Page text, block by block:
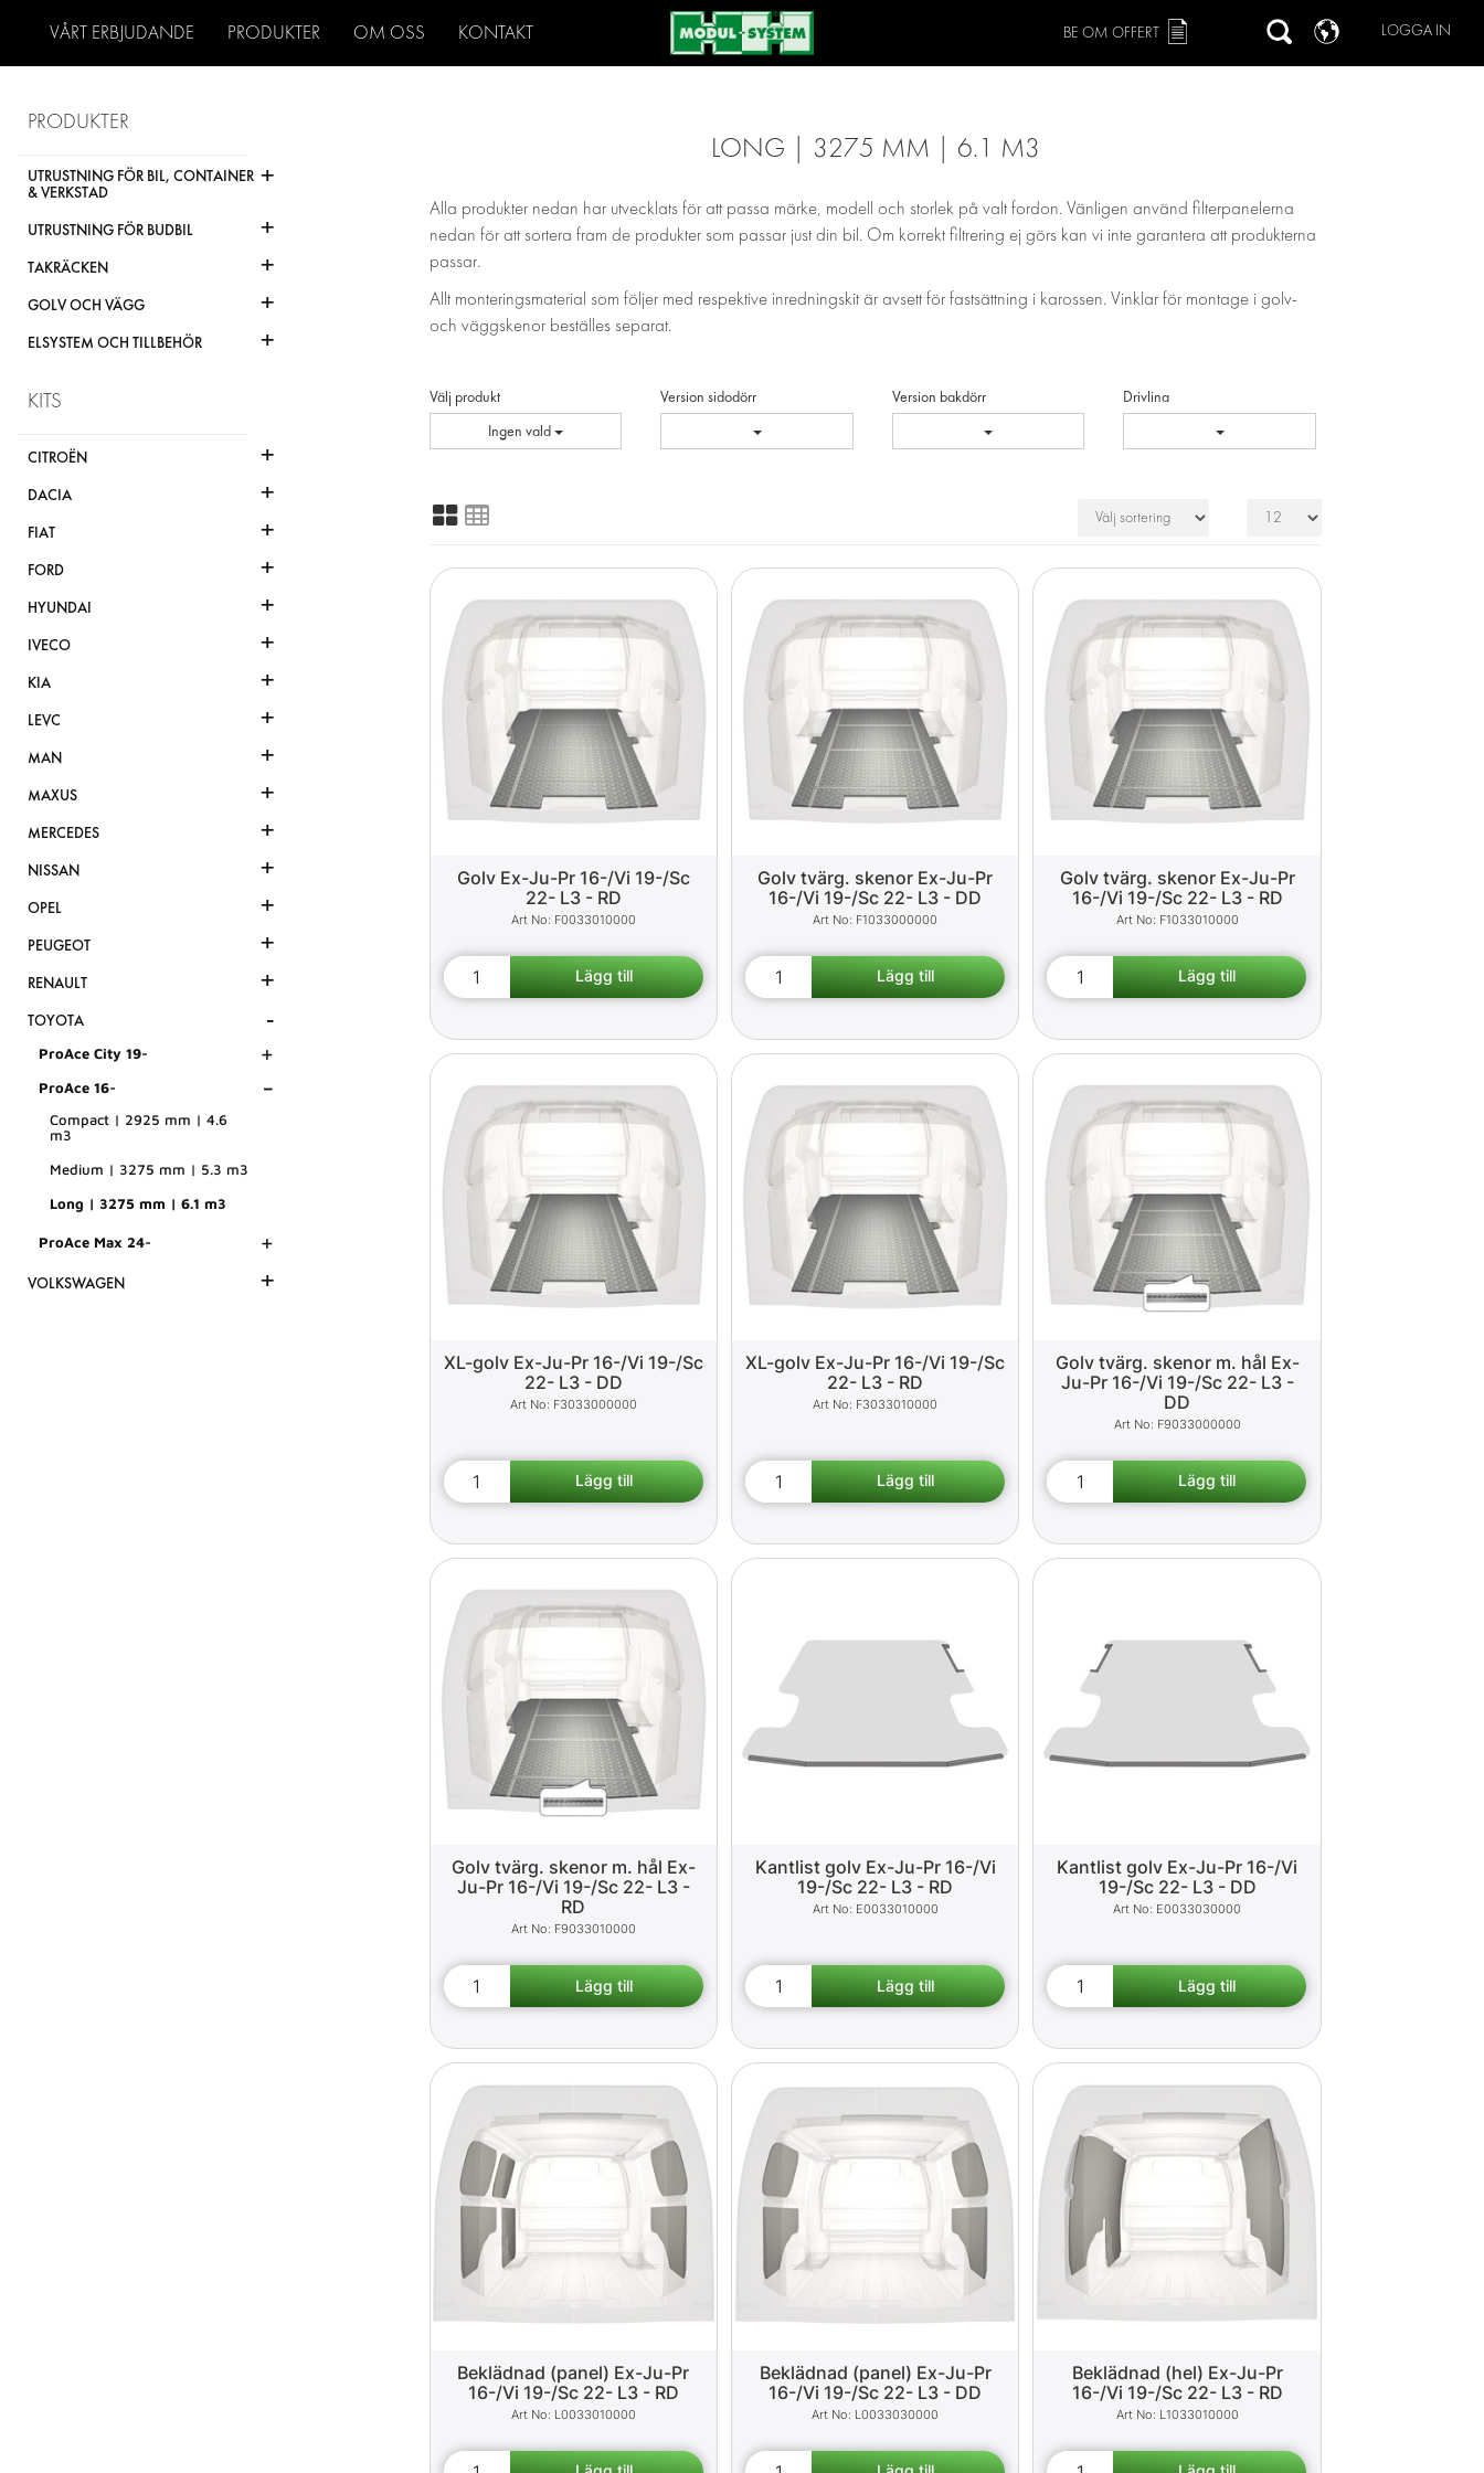
VÅRT ERBJUDANDE PRODUKTER OM OSS KONTAKT LOGGA IN
BE OM OFFERT
PRODUKTER
UTRUSTNING FÖR BIL, CONTAINER
& VERKSTAD
+
UTRUSTNING FÖR BUDBIL +
TAKRÄCKEN +
GOLV OCH VÄGG +
ELSYSTEM OCH TILLBEHÖR +
KITS
CITROËN +
DACIA +
FIAT +
FORD +
HYUNDAI +
IVECO +
KIA +
LEVC +
MAN +
MAXUS +
MERCEDES +
NISSAN +
OPEL +
PEUGEOT +
RENAULT +
TOYOTA -
ProAce City 19- +
ProAce 16- -
Compact | 2925 mm | 4.6
m3
Medium | 3275 mm | 5.3 m3
Long | 3275 mm | 6.1 m3
ProAce Max 24- +
VOLKSWAGEN +
LONG | 3275 MM | 6.1 M3
Alla produkter nedan har utvecklats för att passa märke, modell och storlek på valt fordon. Vänligen använd filterpanelerna
nedan för att sortera fram de produkter som passar just din bil. Om korrekt filtrering ej görs kan vi inte garantera att produkterna
passar.
Allt monteringsmaterial som följer med respektive inredningskit är avsett för fastsättning i karossen. Vinklar för montage i golv-
och väggskenor beställes separat.
Välj produkt
Ingen vald
Version sidodörr Version bakdörr Drivlina
Golv Ex-Ju-Pr 16-/Vi 19-/Sc
22- L3 - RD
F0033010000
Golv tvärg. skenor Ex-Ju-Pr
16-/Vi 19-/Sc 22- L3 - DD
F1033000000
Golv tvärg. skenor Ex-Ju-Pr
16-/Vi 19-/Sc 22- L3 - RD
F1033010000
XL-golv Ex-Ju-Pr 16-/Vi 19-/Sc
22- L3 - DD
F3033000000
XL-golv Ex-Ju-Pr 16-/Vi 19-/Sc
22- L3 - RD
F3033010000
Golv tvärg. skenor m. hål Ex-
Ju-Pr 16-/Vi 19-/Sc 22- L3 -
DD
F9033000000
Golv tvärg. skenor m. hål Ex-
Ju-Pr 16-/Vi 19-/Sc 22- L3 -
RD
F9033010000
Kantlist golv Ex-Ju-Pr 16-/Vi
19-/Sc 22- L3 - RD
E0033010000
Kantlist golv Ex-Ju-Pr 16-/Vi
19-/Sc 22- L3 - DD
E0033030000
Beklädnad (panel) Ex-Ju-Pr
16-/Vi 19-/Sc 22- L3 - RD
L0033010000
Beklädnad (panel) Ex-Ju-Pr
16-/Vi 19-/Sc 22- L3 - DD
L0033030000
Beklädnad (hel) Ex-Ju-Pr
16-/Vi 19-/Sc 22- L3 - RD
L1033010000